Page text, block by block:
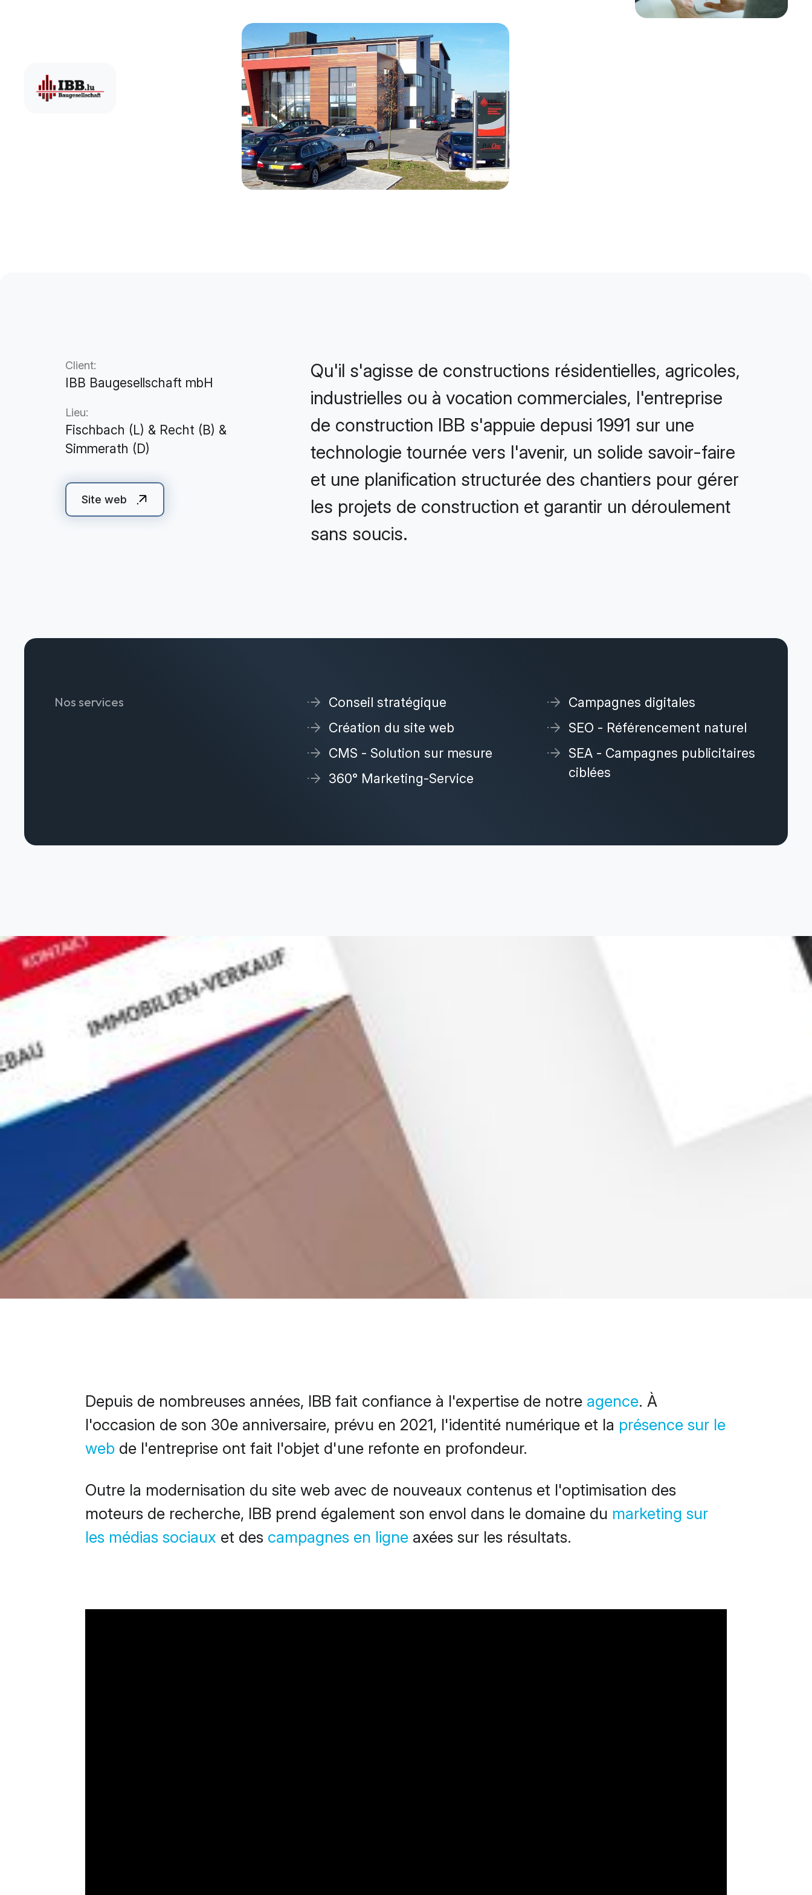
Stratégie marketing
Web Analytics & Reporting
Client:
IBB Baugesellschaft mbH
Lieu:
Fischbach (L) & Recht (B) &
Simmerath (D)
Site web
Qu'il s'agisse de constructions résidentielles, agricoles,
industrielles ou à vocation commerciales, l'entreprise
de construction IBB s'appuie depusi 1991 sur une
technologie tournée vers l'avenir, un solide savoir-faire
et une planification structurée des chantiers pour gérer
les projets de construction et garantir un déroulement
sans soucis.
Nos services
Conseil stratégique
Création du site web
CMS - Solution sur mesure
360° Marketing-Service
Campagnes digitales
SEO - Référencement naturel
SEA - Campagnes publicitaires
ciblées
Depuis de nombreuses années, IBB fait confiance à l'expertise de notre agence. À
l'occasion de son 30e anniversaire, prévu en 2021, l'identité numérique et la présence sur le
web de l'entreprise ont fait l'objet d'une refonte en profondeur.
Outre la modernisation du site web avec de nouveaux contenus et l'optimisation des
moteurs de recherche, IBB prend également son envol dans le domaine du marketing sur
les médias sociaux et des campagnes en ligne axées sur les résultats.